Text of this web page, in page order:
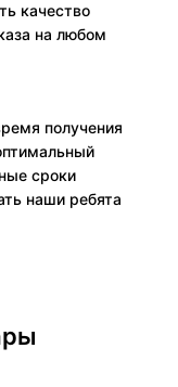
качество
на любом
получения
сроки
наши ребята